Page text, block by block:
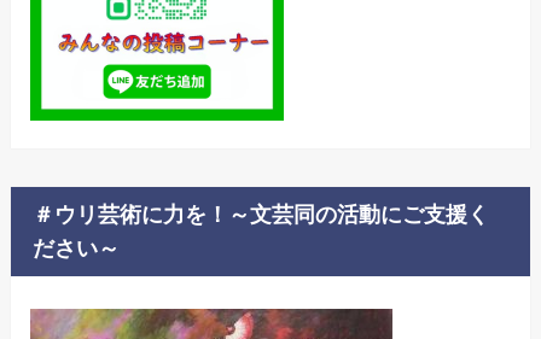
＃ウリ芸術に力を！～文芸同の活動にご支援く
ださい～